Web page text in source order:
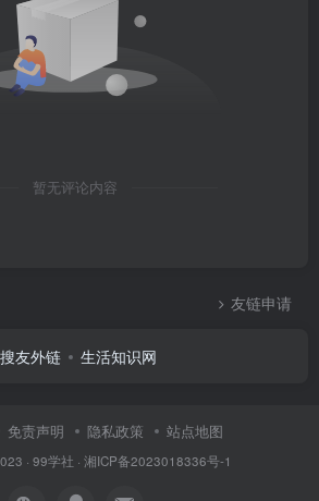
暂无评论内容
友链申请
搜友外链 生活知识网
免责声明 隐私政策 站点地图
· 99学社 · 湘ICP备2023018336号-1